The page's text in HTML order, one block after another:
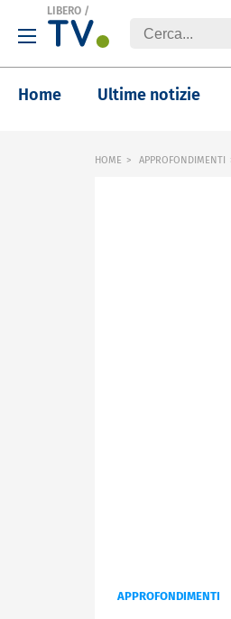
LIBERO /
Home Ultime notizie
HOME APPROFONDIMENTI
APPROFONDIMENTI